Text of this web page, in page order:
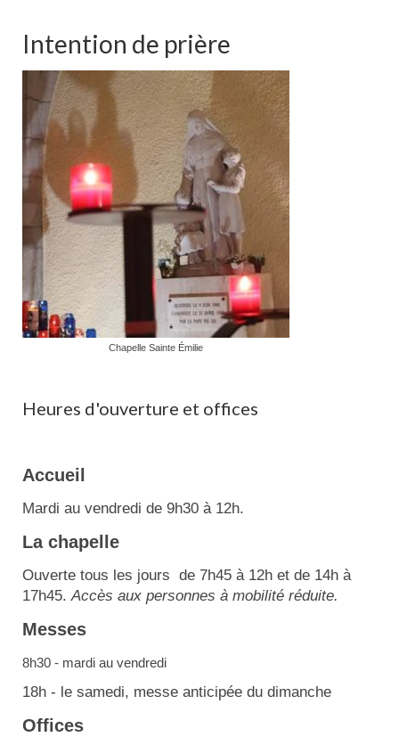
Intention de prière
Chapelle Sainte Émilie
Heures d'ouverture et offices
Accueil
Mardi au vendredi de 9h30 à 12h.
La chapelle
Ouverte tous les jours de 7h45 à 12h et de 14h à
17h45. Accès aux personnes à mobilité réduite.
Messes
8h30 - mardi au vendredi
18h - le samedi, messe anticipée du dimanche
Offices